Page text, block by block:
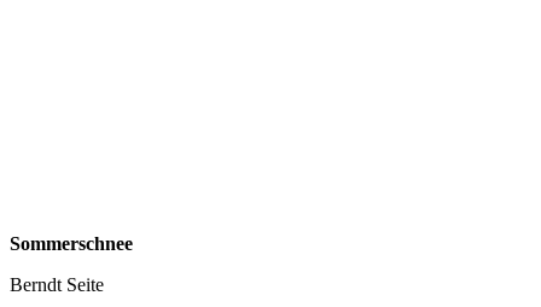
Sommerschnee
Berndt Seite